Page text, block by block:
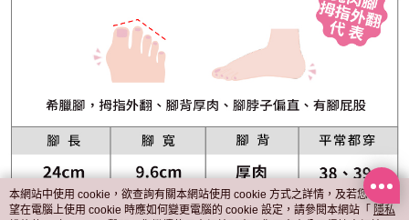
本網站中使用 cookie，欲查詢有關本網站使用 cookie 方式之詳情，及若您不希
望在電腦上使用 cookie 時應如何變更電腦的 cookie 設定，請參閱本網站「 隱私